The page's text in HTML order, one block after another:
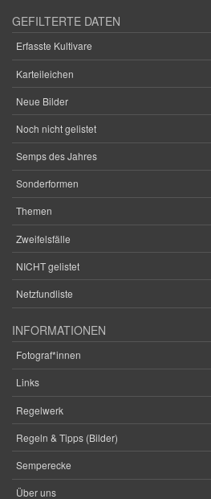
GEFILTERTE DATEN
Erfasste Kultivare
Karteileichen
Neue Bilder
Noch nicht gelistet
Semps des Jahres
Sonderformen
Themen
Zweifelsfälle
NICHT gelistet
Netzfundliste
INFORMATIONEN
Fotograf*innen
Links
Regelwerk
Regeln & Tipps (Bilder)
Semperecke
Über uns